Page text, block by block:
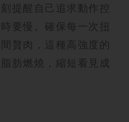
提醒自己追求動作控
要慢。確保每一次扭
贅肉，這種高強度的
肪燃燒，縮短看見成